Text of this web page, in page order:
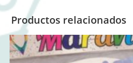
Productos relacionados